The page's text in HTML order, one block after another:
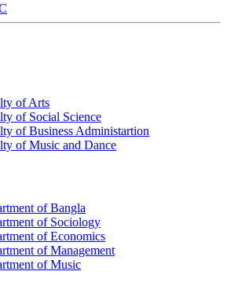
of Arts
of Social Science
of Business Administartion
of Music and Dance
of Bangla
of Sociology
of Economics
of Management
of Music